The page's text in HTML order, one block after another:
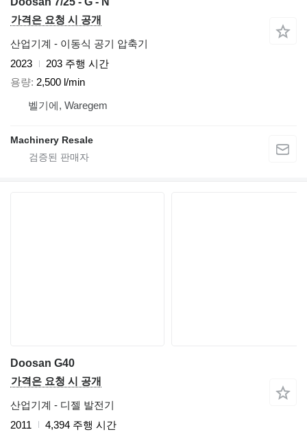
가격은 요청 시 공개
산업기계 - 이동식 공기 압축기
2023
203 주행 시간
용량 2,500 l/min
벨기에, Waregem
Machinery Resale
Doosan G40
가격은 요청 시 공개
산업기계 - 디젤 발전기
2011
4,394 주행 시간